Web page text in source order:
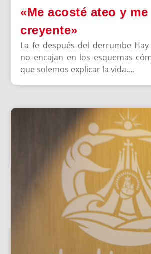
«Me acosté ateo y
creyente»
La fe después del derrumbe
no encajan en los esquemas
que solemos explicar la vida....